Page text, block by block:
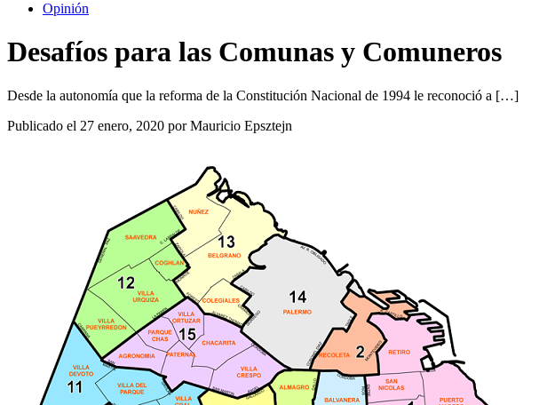
Opinión
Desafíos para las Comunas y Comuneros
Desde la autonomía que la reforma de la Constitución Nacional de 1994 le reconoció a […]
Publicado el 27 enero, 2020 por Mauricio Epsztejn